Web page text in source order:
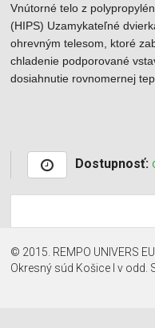
Vnútorné telo z
(HIPS) Uzamykateľné
ohrevným telesom, ktoré
chladenie podporované
dosiahnutie rovnomernej
Dostupnosť:
© 2015. REMPO UNIVERS
Okresný súd Košice I v odd.